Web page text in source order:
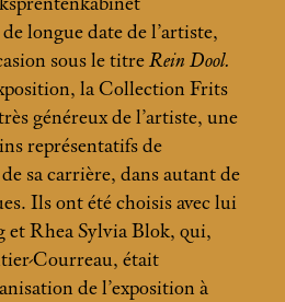
longue date de l’artiste,
sous le titre Rein Dool.
la Collection Frits
généreux de l’artiste, une
représentatifs de
sa carrière, dans autant de
Ils ont été choisis avec lui
et Rhea Sylvia Blok, qui,
Courreau, était
de l’exposition à